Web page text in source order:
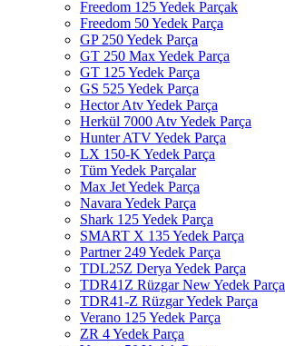
Freedom 125 Yedek Parçak
Freedom 50 Yedek Parça
GP 250 Yedek Parça
GT 250 Max Yedek Parça
GT 125 Yedek Parça
GS 525 Yedek Parça
Hector Atv Yedek Parça
Herkül 7000 Atv Yedek Parça
Hunter ATV Yedek Parça
LX 150-K Yedek Parça
Tüm Yedek Parçalar
Max Jet Yedek Parça
Navara Yedek Parça
Shark 125 Yedek Parça
SMART X 135 Yedek Parça
Partner 249 Yedek Parça
TDL25Z Derya Yedek Parça
TDR41Z Rüzgar New Yedek Parça
TDR41-Z Rüzgar Yedek Parça
Verano 125 Yedek Parça
ZR 4 Yedek Parça